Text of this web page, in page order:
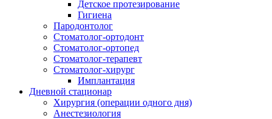
Детское протезирование
Гигиена
Пародонтолог
Стоматолог-ортодонт
Стоматолог-ортопед
Стоматолог-терапевт
Стоматолог-хирург
Имплантация
Дневной стационар
Хирургия (операции одного дня)
Анестезиология